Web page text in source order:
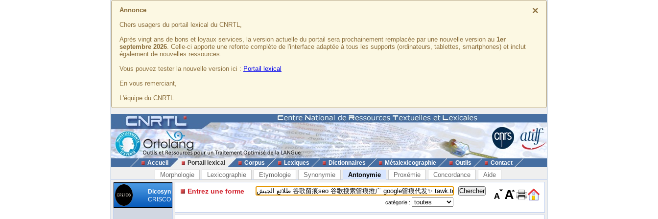
×
Annonce
Chers usagers du portail lexical du CNRTL,
Après vingt ans de bons et loyaux services, la version actuelle du portail sera prochainement remplacée par une nouvelle version au 1er
septembre 2026. Celle-ci apporte une refonte complète de l'interface adaptée à tous les supports (ordinateurs, tablettes, smartphones) et inclut
également de nouvelles ressources.
Vous pouvez tester la nouvelle version ici : Portail lexical
En vous remerciant,
L'équipe du CNRTL
Accueil Portail lexical Corpus Lexiques Dictionnaires Métalexicographie Outils Contact
Morphologie Lexicographie Etymologie Synonymie Antonymie Proxémie Concordance Aide
Dicosyn
CRISCO
Entrez une forme
catégorie :